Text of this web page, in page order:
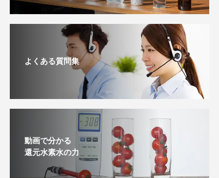
よくある質問集
動画で分かる
還元水素水の力